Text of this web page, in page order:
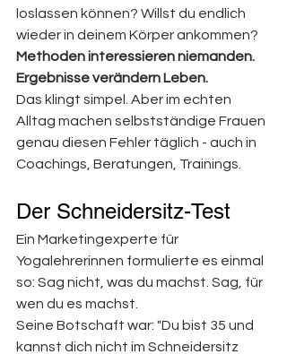
loslassen können? Willst du endlich
wieder in deinem Körper ankommen?
Methoden interessieren niemanden.
Ergebnisse verändern Leben.
Das klingt simpel. Aber im echten
Alltag machen selbstständige Frauen
genau diesen Fehler täglich - auch in
Coachings, Beratungen, Trainings.
Der Schneidersitz-Test
Ein Marketingexperte für
Yogalehrerinnen formulierte es einmal
so: Sag nicht, was du machst. Sag, für
wen du es machst.
Seine Botschaft war: "Du bist 35 und
kannst dich nicht im Schneidersitz